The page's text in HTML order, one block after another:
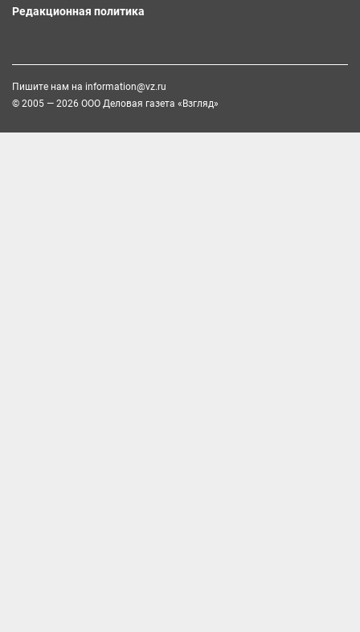
Редакционная политика
Пишите нам на information@vz.ru
© 2005 — 2026 ООО Деловая газета «Взгляд»